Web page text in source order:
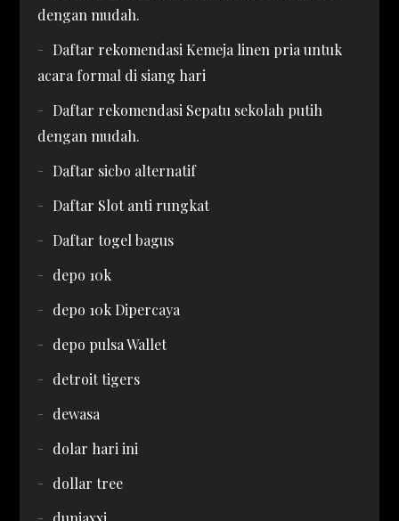
dengan mudah.
Daftar rekomendasi Kemeja linen pria untuk
acara formal di siang hari
Daftar rekomendasi Sepatu sekolah putih
dengan mudah.
Daftar sicbo alternatif
Daftar Slot anti rungkat
Daftar togel bagus
depo 10k
depo 10k Dipercaya
depo pulsa Wallet
detroit tigers
dewasa
dolar hari ini
dollar tree